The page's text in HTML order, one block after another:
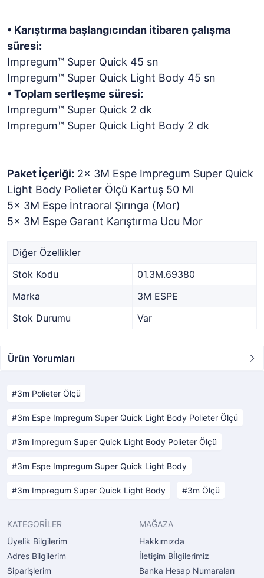
• Karıştırma başlangıcından itibaren çalışma
süresi:
Impregum™ Super Quick 45 sn
Impregum™ Super Quick Light Body 45 sn
• Toplam sertleşme süresi:
Impregum™ Super Quick 2 dk
Impregum™ Super Quick Light Body 2 dk
Paket İçeriği: 2x 3M Espe Impregum Super Quick
Light Body Polieter Ölçü Kartuş 50 Ml
5x 3M Espe İntraoral Şırınga (Mor)
5x 3M Espe Garant Karıştırma Ucu Mor
Diğer Özellikler
Stok Kodu
01.3M.69380
Marka
3M ESPE
Stok Durumu
Var
Ürün Yorumları
3m Polieter Ölçü
3m Espe Impregum Super Quick Light Body Polieter Ölçü
3m Impregum Super Quick Light Body Polieter Ölçü
3m Espe Impregum Super Quick Light Body
3m Impregum Super Quick Light Body 3m Ölçü
KATEGORİLER
Üyelik Bilgilerim
Adres Bilgilerim
Siparişlerim
MAĞAZA
Hakkımızda
İletişim Bİlgilerimiz
Banka Hesap Numaraları